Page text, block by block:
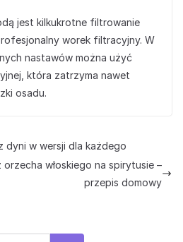
jest kilkukrotne filtrowanie
worek filtracyjny. W
nastawów można użyć
która zatrzyma nawet
osadu.
dyni w wersji dla każdego
orzecha włoskiego na spirytusie –
przepis domowy